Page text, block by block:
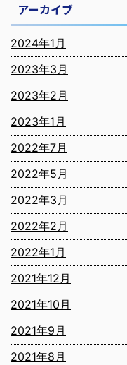
アーカイブ
2024年1月
2023年3月
2023年2月
2023年1月
2022年7月
2022年5月
2022年3月
2022年2月
2022年1月
2021年12月
2021年10月
2021年9月
2021年8月